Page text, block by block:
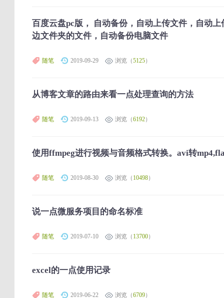
百度云盘pc版， 自动备份，自动上传文件，自动
边文件夹的文件，自动备份电脑文件
随笔 2019-09-29 浏览（5125）
从博客文章的路由来看一点处理查询的方法
随笔 2019-09-13 浏览（6192）
使用ffmpeg进行视频与音频格式转换。avi转
随笔 2019-08-30 浏览（ 10498）
说一点微服务项目的命名标准
随笔 2019-07-10 浏览（ 13700）
excel的一点使用记录
随笔 2019-06-22 浏览（6709）